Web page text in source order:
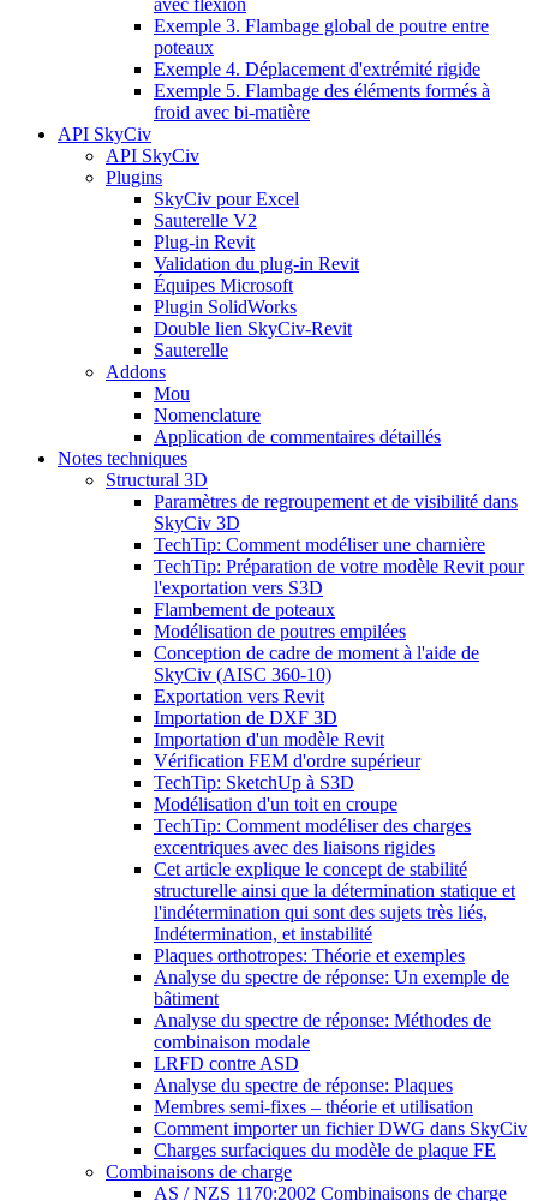
avec flexion
Exemple 3. Flambage global de poutre entre
poteaux
Exemple 4. Déplacement d'extrémité rigide
Exemple 5. Flambage des éléments formés à
froid avec bi-matière
API SkyCiv
API SkyCiv
Plugins
SkyCiv pour Excel
Sauterelle V2
Plug-in Revit
Validation du plug-in Revit
Équipes Microsoft
Plugin SolidWorks
Double lien SkyCiv-Revit
Sauterelle
Addons
Mou
Nomenclature
Application de commentaires détaillés
Notes techniques
Structural 3D
Paramètres de regroupement et de visibilité dans
SkyCiv 3D
TechTip: Comment modéliser une charnière
TechTip: Préparation de votre modèle Revit pour
l'exportation vers S3D
Flambement de poteaux
Modélisation de poutres empilées
Conception de cadre de moment à l'aide de
SkyCiv (AISC 360-10)
Exportation vers Revit
Importation de DXF 3D
Importation d'un modèle Revit
Vérification FEM d'ordre supérieur
TechTip: SketchUp à S3D
Modélisation d'un toit en croupe
TechTip: Comment modéliser des charges
excentriques avec des liaisons rigides
Cet article explique le concept de stabilité
structurelle ainsi que la détermination statique et
l'indétermination qui sont des sujets très liés,
Indétermination, et instabilité
Plaques orthotropes: Théorie et exemples
Analyse du spectre de réponse: Un exemple de
bâtiment
Analyse du spectre de réponse: Méthodes de
combinaison modale
LRFD contre ASD
Analyse du spectre de réponse: Plaques
Membres semi-fixes – théorie et utilisation
Comment importer un fichier DWG dans SkyCiv
Charges surfaciques du modèle de plaque FE
Combinaisons de charge
AS / NZS 1170:2002 Combinaisons de charge